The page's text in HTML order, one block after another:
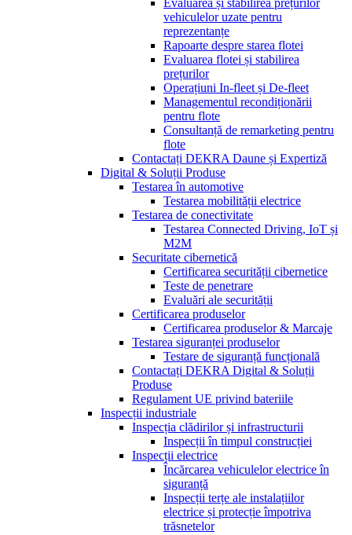
Evaluarea și stabilirea prețurilor
vehiculelor uzate pentru
reprezentanțe
Rapoarte despre starea flotei
Evaluarea flotei și stabilirea
prețurilor
Operațiuni In-fleet și De-fleet
Managementul recondiționării
pentru flote
Consultanță de remarketing pentru
flote
Contactați DEKRA Daune și Expertiză
Digital & Soluții Produse
Testarea în automotive
Testarea mobilității electrice
Testarea de conectivitate
Testarea Connected Driving, IoT și
M2M
Securitate cibernetică
Certificarea securității cibernetice
Teste de penetrare
Evaluări ale securității
Certificarea produselor
Certificarea produselor & Marcaje
Testarea siguranței produselor
Testare de siguranță funcțională
Contactați DEKRA Digital & Soluții
Produse
Regulament UE privind bateriile
Inspecții industriale
Inspecția clădirilor și infrastructurii
Inspecții în timpul construcției
Inspecții electrice
Încărcarea vehiculelor electrice în
siguranță
Inspecții terțe ale instalațiilor
electrice și protecție împotriva
trăsnetelor